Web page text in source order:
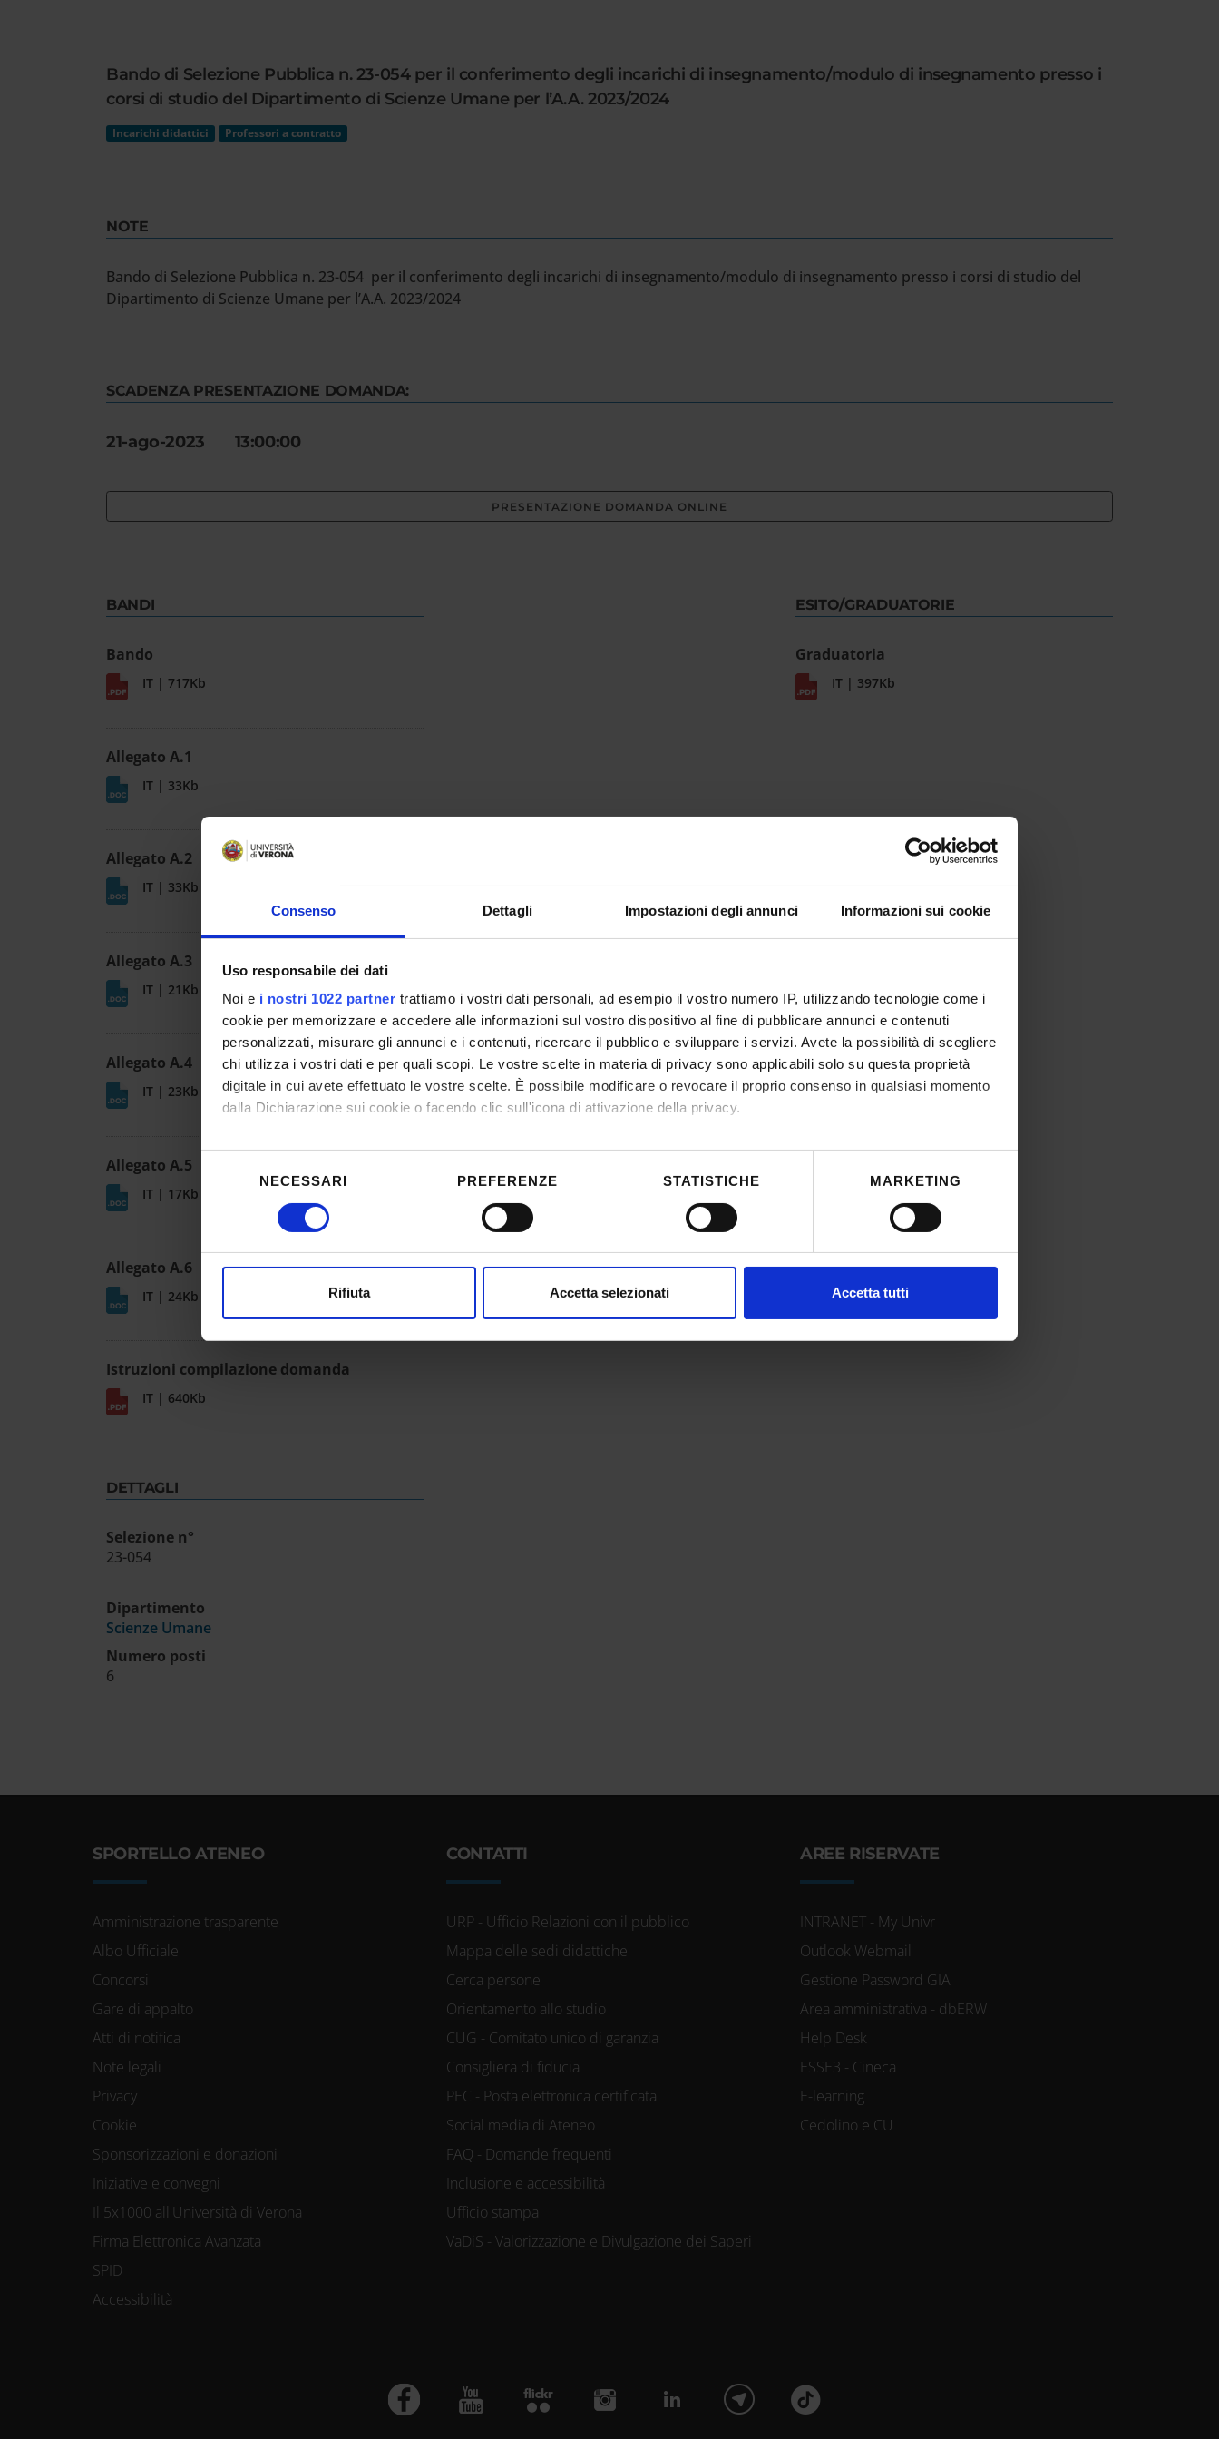
Consenso Dettagli Impostazioni degli annunci Informazioni sui cookie
Uso responsabile dei dati
Noi e i nostri 1022 partner trattiamo i vostri dati personali, ad esempio il vostro numero IP, utilizzando tecnologie come i
cookie per memorizzare e accedere alle informazioni sul vostro dispositivo al fine di pubblicare annunci e contenuti
personalizzati, misurare gli annunci e i contenuti, ricercare il pubblico e sviluppare i servizi. Avete la possibilità di scegliere
chi utilizza i vostri dati e per quali scopi. Le vostre scelte in materia di privacy sono applicabili solo su questa proprietà
digitale in cui avete effettuato le vostre scelte. È possibile modificare o revocare il proprio consenso in qualsiasi momento
dalla Dichiarazione sui cookie o facendo clic sull'icona di attivazione della privacy.
Con il tuo consenso, vorremmo anche:
raccogliere informazioni sulla tua posizione geografica, con un'approssimazione di qualche metro,
Approfondisci come vengono elaborati i tuoi dati personali e imposta le tue preferenze nella
sezione dettagli . Puoi
Utilizziamo i cookie per personalizzare contenuti ed annunci, per fornire funzionalità dei social media e per analizzare il
NECESSARI PREFERENZE STATISTICHE MARKETING
Rifiuta Accetta selezionati Accetta tutti
Bando di Selezione Pubblica n. 23-054 per il conferimento degli incarichi di insegnamento/modulo di insegnamento presso i
corsi di studio del Dipartimento di Scienze Umane per l’A.A. 2023/2024
Incarichi didattici Professori a contratto
NOTE
Bando di Selezione Pubblica n. 23-054 per il conferimento degli incarichi di insegnamento/modulo di insegnamento presso i corsi di studio del
Dipartimento di Scienze Umane per l’A.A. 2023/2024
SCADENZA PRESENTAZIONE DOMANDA:
21-ago-2023 13:00:00
PRESENTAZIONE DOMANDA ONLINE
BANDI
Bando
IT | 717Kb
Allegato A.1
IT | 33Kb
Allegato A.2
IT | 33Kb
Allegato A.3
IT | 21Kb
Allegato A.4
IT | 23Kb
Allegato A.5
IT | 17Kb
Allegato A.6
IT | 24Kb
Istruzioni compilazione domanda
IT | 640Kb
DETTAGLI
Selezione n°
23-054
Dipartimento
Scienze Umane
Numero posti
6
ESITO/GRADUATORIE
Graduatoria
IT | 397Kb
SPORTELLO ATENEO
Amministrazione trasparente
Albo Ufficiale
Concorsi
Gare di appalto
Atti di notifica
Note legali
Privacy
Cookie
Sponsorizzazioni e donazioni
Iniziative e convegni
Il 5x1000 all'Università di Verona
Firma Elettronica Avanzata
SPID
Accessibilità
CONTATTI
URP - Ufficio Relazioni con il pubblico
Mappa delle sedi didattiche
Cerca persone
Orientamento allo studio
CUG - Comitato unico di garanzia
Consigliera di fiducia
PEC - Posta elettronica certificata
Social media di Ateneo
FAQ - Domande frequenti
Inclusione e accessibilità
Ufficio stampa
VaDiS - Valorizzazione e Divulgazione dei Saperi
AREE RISERVATE
INTRANET - My Univr
Outlook Webmail
Gestione Password GIA
Area amministrativa - dbERW
Help Desk
ESSE3 - Cineca
E-learning
Cedolino e CU